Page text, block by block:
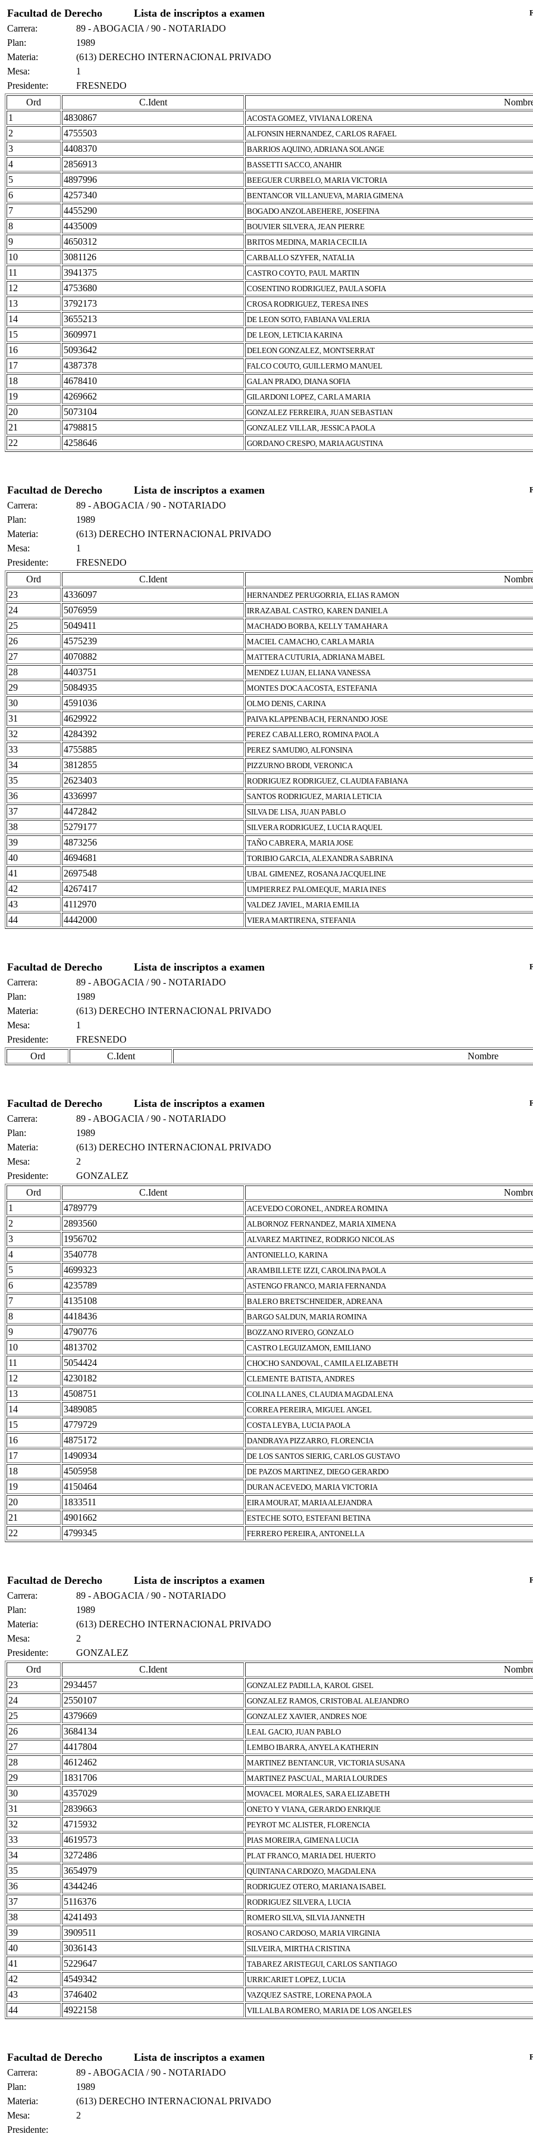
Facultad de Derecho Lista de inscriptos a examen
Carrera:
89 - ABOGACIA / 90 - NOTARIADO
Plan:
1989
Materia:
(613) DERECHO INTERNACIONAL PRIVADO
Mesa:
1
Presidente:
FRESNEDO
Ord
C.Ident
1
4830867 ACOSTA GOMEZ, VIVIANA LORENA
2 4755503 ALFONSIN HERNANDEZ, CARLOS RAFAEL
3 4408370 BARRIOS AQUINO, ADRIANA SOLANGE
4 2856913 BASSETTI SACCO, ANAHIR
5 4897996 BEEGUER CURBELO, MARIA VICTORIA
6 4257340 BENTANCOR VILLANUEVA, MARIA GIMENA
7 4455290 BOGADO ANZOLABEHERE, JOSEFINA
8 4435009 BOUVIER SILVERA, JEAN PIERRE
9 4650312 BRITOS MEDINA, MARIA CECILIA
10 3081126 CARBALLO SZYFER, NATALIA
11 3941375 CASTRO COYTO, PAUL MARTIN
12 4753680 COSENTINO RODRIGUEZ, PAULA SOFIA
13 3792173 CROSA RODRIGUEZ, TERESA INES
14 3655213 DE LEON SOTO, FABIANA VALERIA
15 3609971 DE LEON, LETICIA KARINA
16 5093642 DELEON GONZALEZ, MONTSERRAT
17 4387378 FALCO COUTO, GUILLERMO MANUEL
18 4678410 GALAN PRADO, DIANA SOFIA
19 4269662 GILARDONI LOPEZ, CARLA MARIA
20 5073104 GONZALEZ FERREIRA, JUAN SEBASTIAN
21 4798815 GONZALEZ VILLAR, JESSICA PAOLA
22 4258646 GORDANO CRESPO, MARIA AGUSTINA
Facultad de Derecho Lista de inscriptos a examen
Carrera:
89 - ABOGACIA / 90 - NOTARIADO
Plan:
1989
Materia:
(613) DERECHO INTERNACIONAL PRIVADO
Mesa:
1
Presidente:
FRESNEDO
Ord
C.Ident
23
4336097 HERNANDEZ PERUGORRIA, ELIAS RAMON
24 5076959 IRRAZABAL CASTRO, KAREN DANIELA
25 5049411 MACHADO BORBA, KELLY TAMAHARA
26 4575239 MACIEL CAMACHO, CARLA MARIA
27 4070882 MATTERA CUTURIA, ADRIANA MABEL
28 4403751 MENDEZ LUJAN, ELIANA VANESSA
29 5084935 MONTES D'OCA ACOSTA, ESTEFANIA
30 4591036 OLMO DENIS, CARINA
31 4629922 PAIVA KLAPPENBACH, FERNANDO JOSE
32 4284392 PEREZ CABALLERO, ROMINA PAOLA
33 4755885 PEREZ SAMUDIO, ALFONSINA
34 3812855 PIZZURNO BRODI, VERONICA
35 2623403 RODRIGUEZ RODRIGUEZ, CLAUDIA FABIANA
36 4336997 SANTOS RODRIGUEZ, MARIA LETICIA
37 4472842 SILVA DE LISA, JUAN PABLO
38 5279177 SILVERA RODRIGUEZ, LUCIA RAQUEL
39 4873256 TAÑO CABRERA, MARIA JOSE
40 4694681 TORIBIO GARCIA, ALEXANDRA SABRINA
41 2697548 UBAL GIMENEZ, ROSANA JACQUELINE
42 4267417 UMPIERREZ PALOMEQUE, MARIA INES
43 4112970 VALDEZ JAVIEL, MARIA EMILIA
44 4442000 VIERA MARTIRENA, STEFANIA
Facultad de Derecho Lista de inscriptos a examen
Carrera:
89 - ABOGACIA / 90 - NOTARIADO
Plan:
1989
Materia:
(613) DERECHO INTERNACIONAL PRIVADO
Mesa:
1
Presidente:
FRESNEDO
Ord
C.Ident Nombre
Facultad de Derecho Lista de inscriptos a examen
Carrera:
89 - ABOGACIA / 90 - NOTARIADO
Plan:
1989
Materia:
(613) DERECHO INTERNACIONAL PRIVADO
Mesa:
2
Presidente:
GONZALEZ
Ord
C.Ident
1
4789779 ACEVEDO CORONEL, ANDREA ROMINA
2 2893560 ALBORNOZ FERNANDEZ, MARIA XIMENA
3 1956702 ALVAREZ MARTINEZ, RODRIGO NICOLAS
4 3540778 ANTONIELLO, KARINA
5 4699323 ARAMBILLETE IZZI, CAROLINA PAOLA
6 4235789 ASTENGO FRANCO, MARIA FERNANDA
7 4135108 BALERO BRETSCHNEIDER, ADREANA
8 4418436 BARGO SALDUN, MARIA ROMINA
9 4790776 BOZZANO RIVERO, GONZALO
10 4813702 CASTRO LEGUIZAMON, EMILIANO
11 5054424 CHOCHO SANDOVAL, CAMILA ELIZABETH
12 4230182 CLEMENTE BATISTA, ANDRES
13 4508751 COLINA LLANES, CLAUDIA MAGDALENA
14 3489085 CORREA PEREIRA, MIGUEL ANGEL
15 4779729 COSTA LEYBA, LUCIA PAOLA
16 4875172 DANDRAYA PIZZARRO, FLORENCIA
17 1490934 DE LOS SANTOS SIERIG, CARLOS GUSTAVO
18 4505958 DE PAZOS MARTINEZ, DIEGO GERARDO
19 4150464 DURAN ACEVEDO, MARIA VICTORIA
20 1833511 EIRA MOURAT, MARIA ALEJANDRA
21 4901662 ESTECHE SOTO, ESTEFANI BETINA
22 4799345 FERRERO PEREIRA, ANTONELLA
Facultad de Derecho Lista de inscriptos a examen
Carrera:
89 - ABOGACIA / 90 - NOTARIADO
Plan:
1989
Materia:
(613) DERECHO INTERNACIONAL PRIVADO
Mesa:
2
Presidente:
GONZALEZ
Ord
C.Ident
23
2934457 GONZALEZ PADILLA, KAROL GISEL
24 2550107 GONZALEZ RAMOS, CRISTOBAL ALEJANDRO
25 4379669 GONZALEZ XAVIER, ANDRES NOE
26 3684134 LEAL GACIO, JUAN PABLO
27 4417804 LEMBO IBARRA, ANYELA KATHERIN
28 4612462 MARTINEZ BENTANCUR, VICTORIA SUSANA
29 1831706 MARTINEZ PASCUAL, MARIA LOURDES
30 4357029 MOVACEL MORALES, SARA ELIZABETH
31 2839663 ONETO Y VIANA, GERARDO ENRIQUE
32 4715932 PEYROT MC ALISTER, FLORENCIA
33 4619573 PIAS MOREIRA, GIMENA LUCIA
34 3272486 PLAT FRANCO, MARIA DEL HUERTO
35 3654979 QUINTANA CARDOZO, MAGDALENA
36 4344246 RODRIGUEZ OTERO, MARIANA ISABEL
37 5116376 RODRIGUEZ SILVERA, LUCIA
38 4241493 ROMERO SILVA, SILVIA JANNETH
39 3909511 ROSANO CARDOSO, MARIA VIRGINIA
40 3036143 SILVEIRA, MIRTHA CRISTINA
41 5229647 TABAREZ ARISTEGUI, CARLOS SANTIAGO
42 4549342 URRICARIET LOPEZ, LUCIA
43 3746402 VAZQUEZ SASTRE, LORENA PAOLA
44 4922158 VILLALBA ROMERO, MARIA DE LOS ANGELES
Facultad de Derecho Lista de inscriptos a examen
Carrera:
89 - ABOGACIA / 90 - NOTARIADO
Plan:
1989
Materia:
(613) DERECHO INTERNACIONAL PRIVADO
Mesa:
2
Presidente: